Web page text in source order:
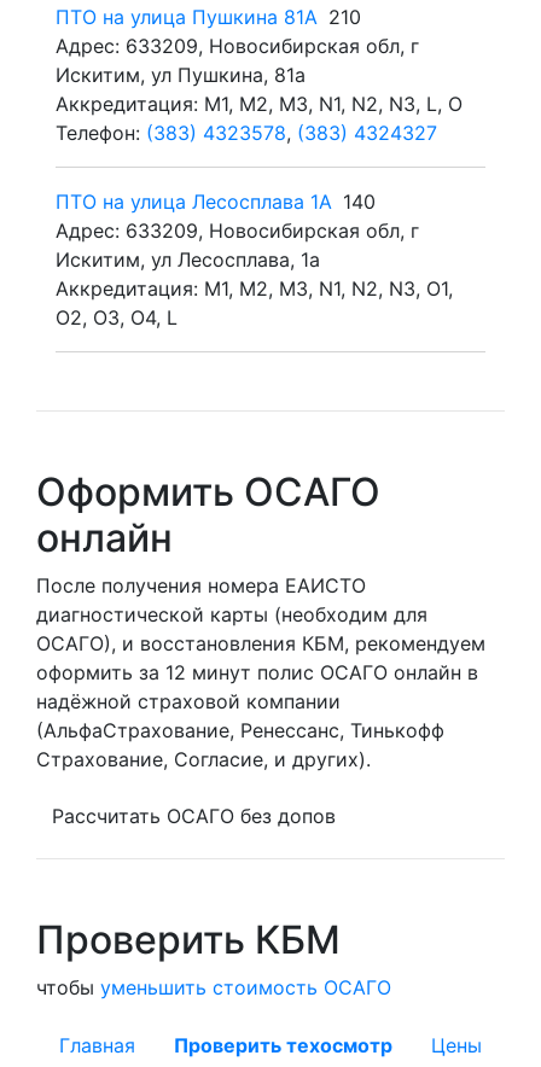
ПТО на улица Пушкина 81А 210
Адрес: 633209, Новосибирская обл, г
Искитим, ул Пушкина, 81а
Аккредитация: M1, M2, M3, N1, N2, N3, L, O
Телефон: (383) 4323578, (383) 4324327
ПТО на улица Лесосплава 1А 140
Адрес: 633209, Новосибирская обл, г
Искитим, ул Лесосплава, 1а
Аккредитация: M1, M2, M3, N1, N2, N3, O1,
O2, O3, O4, L
Оформить ОСАГО
онлайн
После получения номера ЕАИСТО
диагностической карты (необходим для
ОСАГО), и восстановления КБМ, рекомендуем
оформить за 12 минут полис ОСАГО онлайн в
надёжной страховой компании
(АльфаСтрахование, Ренессанс, Тинькофф
Страхование, Согласие, и других).
Рассчитать ОСАГО без допов
Проверить КБМ
чтобы уменьшить стоимость ОСАГО
Главная Проверить техосмотр Цены